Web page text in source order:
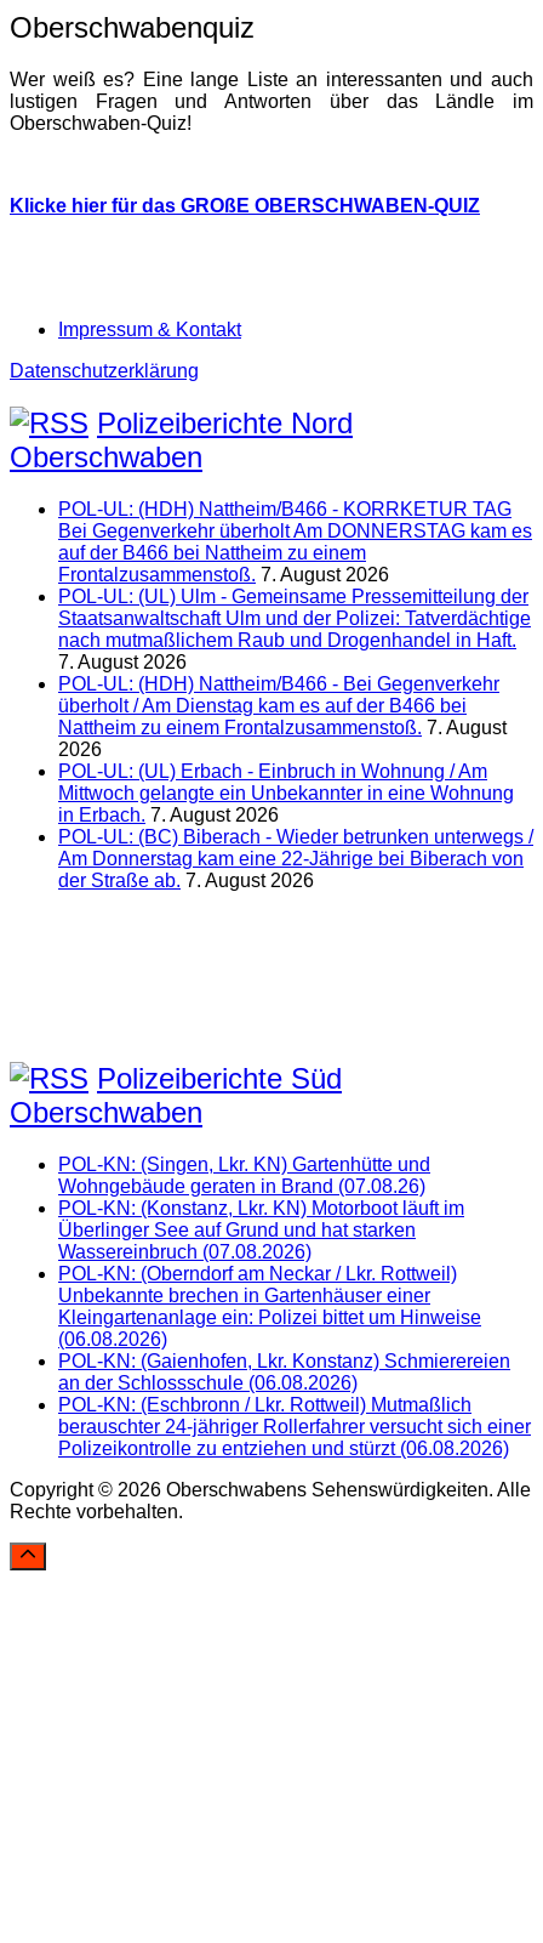
Oberschwabenquiz
Wer weiß es? Eine lange Liste an interessanten und auch
lustigen Fragen und Antworten über das Ländle im
Oberschwaben-Quiz!
Klicke hier für das GROßE OBERSCHWABEN-QUIZ
Impressum & Kontakt
Datenschutzerklärung
Polizeiberichte Nord
Oberschwaben
POL-UL: (HDH) Nattheim/B466 - KORRKETUR TAG
Bei Gegenverkehr überholt Am DONNERSTAG kam es
auf der B466 bei Nattheim zu einem
Frontalzusammenstoß. 7. August 2026
POL-UL: (UL) Ulm - Gemeinsame Pressemitteilung der
Staatsanwaltschaft Ulm und der Polizei: Tatverdächtige
nach mutmaßlichem Raub und Drogenhandel in Haft.
7. August 2026
POL-UL: (HDH) Nattheim/B466 - Bei Gegenverkehr
überholt / Am Dienstag kam es auf der B466 bei
Nattheim zu einem Frontalzusammenstoß. 7. August
2026
POL-UL: (UL) Erbach - Einbruch in Wohnung / Am
Mittwoch gelangte ein Unbekannter in eine Wohnung
in Erbach. 7. August 2026
POL-UL: (BC) Biberach - Wieder betrunken unterwegs /
Am Donnerstag kam eine 22-Jährige bei Biberach von
der Straße ab. 7. August 2026
Polizeiberichte Süd
Oberschwaben
POL-KN: (Singen, Lkr. KN) Gartenhütte und
Wohngebäude geraten in Brand (07.08.26)
POL-KN: (Konstanz, Lkr. KN) Motorboot läuft im
Überlinger See auf Grund und hat starken
Wassereinbruch (07.08.2026)
POL-KN: (Oberndorf am Neckar / Lkr. Rottweil)
Unbekannte brechen in Gartenhäuser einer
Kleingartenanlage ein: Polizei bittet um Hinweise
(06.08.2026)
POL-KN: (Gaienhofen, Lkr. Konstanz) Schmierereien
an der Schlossschule (06.08.2026)
POL-KN: (Eschbronn / Lkr. Rottweil) Mutmaßlich
berauschter 24-jähriger Rollerfahrer versucht sich einer
Polizeikontrolle zu entziehen und stürzt (06.08.2026)
Copyright © 2026 Oberschwabens Sehenswürdigkeiten. Alle
Rechte vorbehalten.